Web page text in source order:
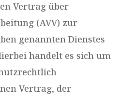
Vertrag über
(AVV) zur
genannten Dienstes
handelt es sich um
Vertrag, der